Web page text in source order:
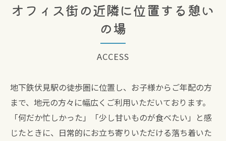
オフィス街の近隣に位置する憩い
の場
ACCESS
地下鉄伏見駅の徒歩圏に位置し、お子様からご年配の方
まで、地元の方々に幅広くご利用いただいております。
「何だか忙しかった」「少し甘いものが食べたい」と感
じたときに、日常的にお立ち寄りいただける落ち着いた